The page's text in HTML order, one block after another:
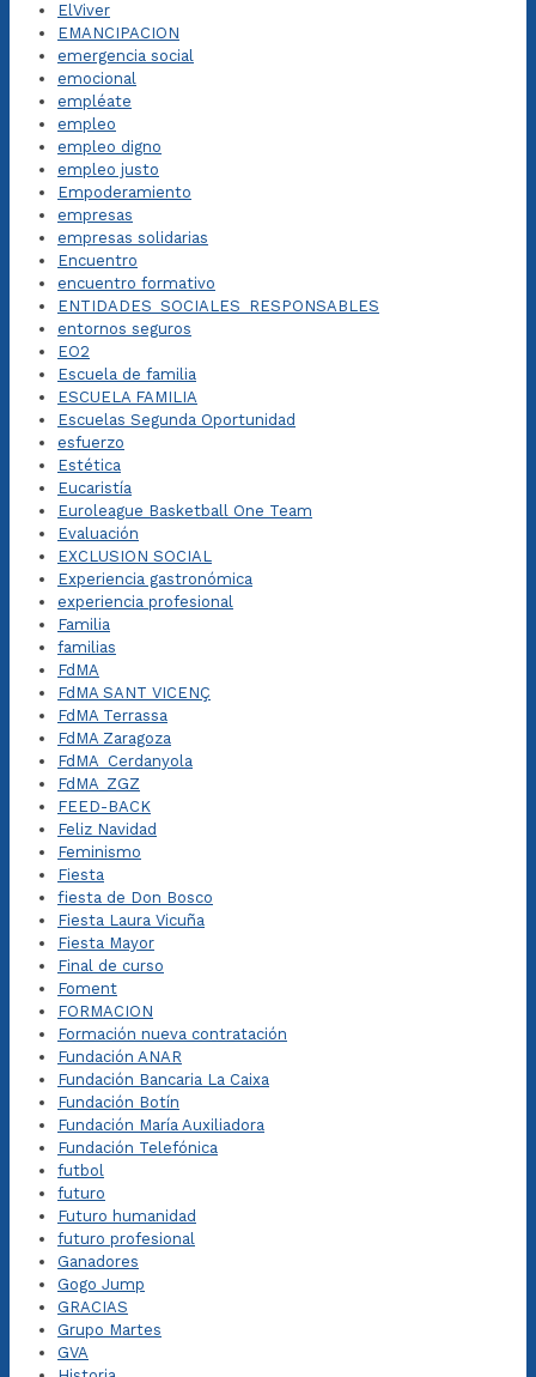
ElViver
EMANCIPACION
emergencia social
emocional
empléate
empleo
empleo digno
empleo justo
Empoderamiento
empresas
empresas solidarias
Encuentro
encuentro formativo
ENTIDADES_SOCIALES_RESPONSABLES
entornos seguros
EO2
Escuela de familia
ESCUELA FAMILIA
Escuelas Segunda Oportunidad
esfuerzo
Estética
Eucaristía
Euroleague Basketball One Team
Evaluación
EXCLUSION SOCIAL
Experiencia gastronómica
experiencia profesional
Familia
familias
FdMA
FdMA SANT VICENÇ
FdMA Terrassa
FdMA Zaragoza
FdMA_Cerdanyola
FdMA_ZGZ
FEED-BACK
Feliz Navidad
Feminismo
Fiesta
fiesta de Don Bosco
Fiesta Laura Vicuña
Fiesta Mayor
Final de curso
Foment
FORMACION
Formación nueva contratación
Fundación ANAR
Fundación Bancaria La Caixa
Fundación Botín
Fundación María Auxiliadora
Fundación Telefónica
futbol
futuro
Futuro humanidad
futuro profesional
Ganadores
Gogo Jump
GRACIAS
Grupo Martes
GVA